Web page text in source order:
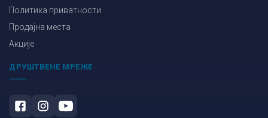
Политика приватности
Продајна места
Акције
ДРУШТВЕНЕ МРЕЖЕ